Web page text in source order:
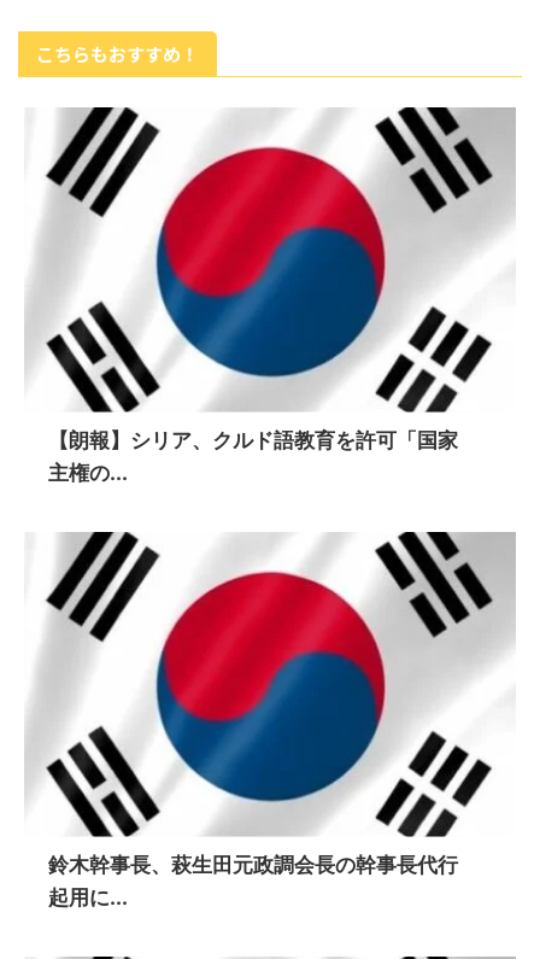
こちらもおすすめ！
【朗報】シリア、クルド語教育を許可「国家
主権の...
鈴木幹事長、萩生田元政調会長の幹事長代行
起用に...